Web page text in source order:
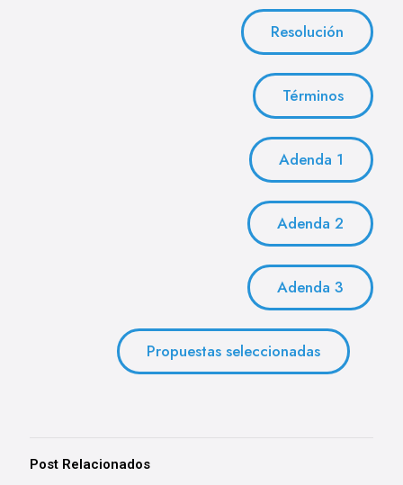
Resolución
Términos
Adenda 1
Adenda 2
Adenda 3
Propuestas seleccionadas
Post Relacionados